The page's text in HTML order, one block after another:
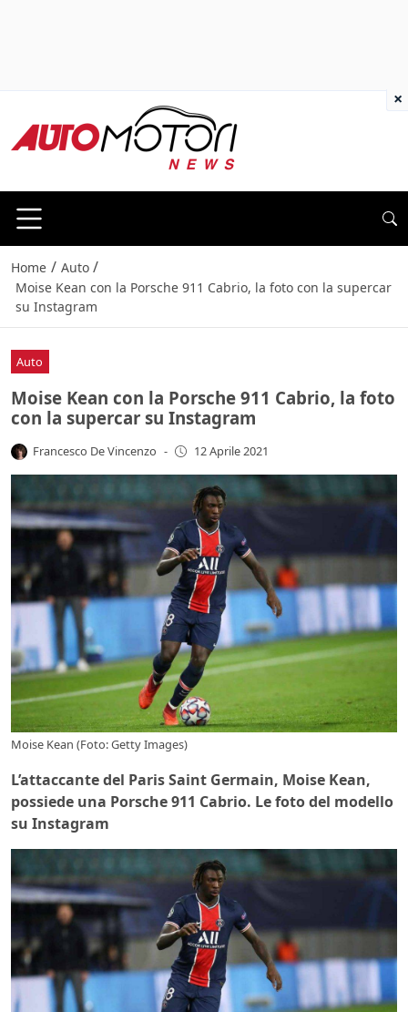
Home / Auto /
Moise Kean con la Porsche 911 Cabrio, la foto con la supercar
su Instagram
Auto
Moise Kean con la Porsche 911 Cabrio, la foto
con la supercar su Instagram
Francesco De Vincenzo - 12 Aprile 2021
Moise Kean (Foto: Getty Images)
L’attaccante del Paris Saint Germain, Moise Kean,
possiede una Porsche 911 Cabrio. Le foto del modello
su Instagram
×